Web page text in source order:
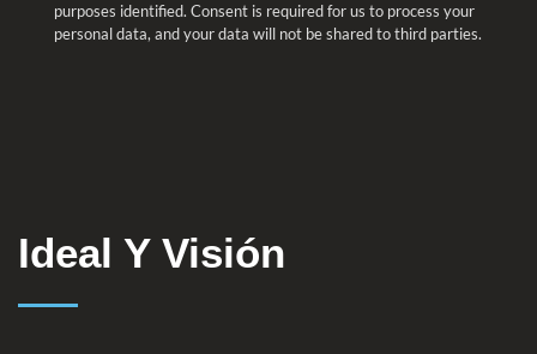
purposes identified. Consent is required for us to process your
personal data, and your data will not be shared to third parties.
Ideal Y Visión